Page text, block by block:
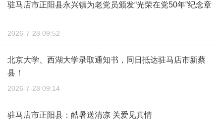
驻马店市正阳县永兴镇为老党员颁发“光荣在党50年”纪念章
2026-7-28 09:52
北京大学、西湖大学录取通知书，同日抵达驻马店市新蔡
县！
2026-7-28 09:14
驻马店市正阳县：酷暑送清凉 关爱见真情